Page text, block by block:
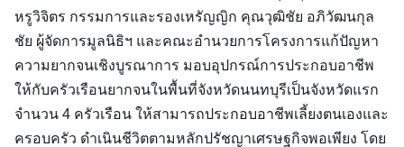
หรูวิจิตร กรรมการและรองเหรัญญิก คุณวุฒิชัย อภิวัฒนกุล
ชัย ผู้จัดการมูลนิธิฯ และคณะอำนวยการโครงการแก้ปัญหา
ความยากจนเชิงบูรณาการ มอบอุปกรณ์การประกอบอาชีพ
ให้กับครัวเรือนยากจนในพื้นที่จังหวัดนนทบุรีเป็นจังหวัดแรก
จำนวน 4 ครัวเรือน ให้สามารถประกอบอาชีพเลี้ยงตนเองและ
ครอบครัว ดำเนินชีวิตตามหลักปรัชญาเศรษฐกิจพอเพียง โดย